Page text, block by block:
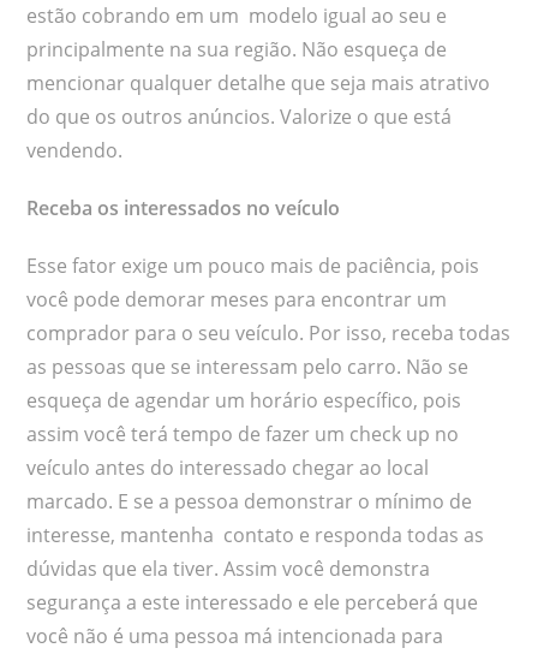
estão cobrando em um modelo igual ao seu e
principalmente na sua região. Não esqueça de
mencionar qualquer detalhe que seja mais atrativo
do que os outros anúncios. Valorize o que está
vendendo.
Receba os interessados no veículo
Esse fator exige um pouco mais de paciência, pois
você pode demorar meses para encontrar um
comprador para o seu veículo. Por isso, receba todas
as pessoas que se interessam pelo carro. Não se
esqueça de agendar um horário específico, pois
assim você terá tempo de fazer um check up no
veículo antes do interessado chegar ao local
marcado. E se a pessoa demonstrar o mínimo de
interesse, mantenha contato e responda todas as
dúvidas que ela tiver. Assim você demonstra
segurança a este interessado e ele perceberá que
você não é uma pessoa má intencionada para